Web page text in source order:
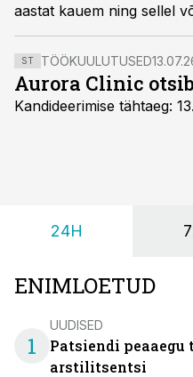
aastat kauem ning sellel
ST TÖÖKUULUTUSED
Aurora Clinic
Kandideerimise tähtaeg:
24H
ENIMLOETUD
1
UUDISED
Patsiendi
arstilitsentsi